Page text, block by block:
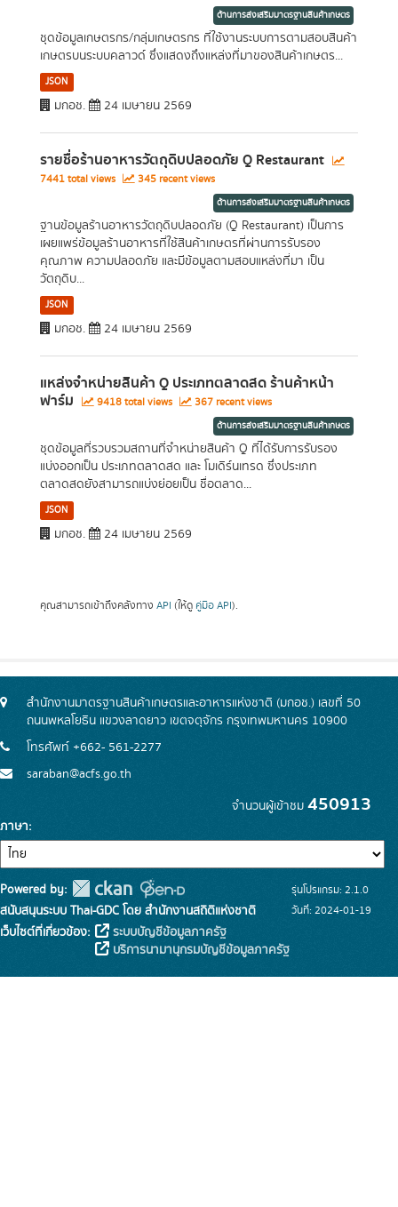
ด้านการส่งเสริมมาตรฐานสินค้าเกษตร
ชุดข้อมูลเกษตรกร/กลุ่มเกษตรกร ที่ใช้งานระบบการตามสอบสินค้า
เกษตรบนระบบคลาวด์ ซึ่งแสดงถึงแหล่งที่มาของสินค้าเกษตร...
JSON
มกอช. 24 เมษายน 2569
รายชื่อร้านอาหารวัตถุดิบปลอดภัย Q Restaurant
7441 total views 345 recent views
ด้านการส่งเสริมมาตรฐานสินค้าเกษตร
ฐานข้อมูลร้านอาหารวัตถุดิบปลอดภัย (Q Restaurant) เป็นการ
เผยแพร่ข้อมูลร้านอาหารที่ใช้สินค้าเกษตรที่ผ่านการรับรอง
คุณภาพ ความปลอดภัย และมีข้อมูลตามสอบแหล่งที่มา เป็น
วัตถุดิบ...
JSON
มกอช. 24 เมษายน 2569
แหล่งจำหน่ายสินค้า Q ประเภทตลาดสด ร้านค้าหน้า
ฟาร์ม 9418 total views 367 recent views
ด้านการส่งเสริมมาตรฐานสินค้าเกษตร
ชุดข้อมูลที่รวบรวมสถานที่จำหน่ายสินค้า Q ที่ได้รับการรับรอง
แบ่งออกเป็น ประเภทตลาดสด และ โมเดิร์นเทรด ซึ่งประเภท
ตลาดสดยังสามารถแบ่งย่อยเป็น ชื่อตลาด...
JSON
มกอช. 24 เมษายน 2569
คุณสามารถเข้าถึงคลังทาง API (ให้ดู คู่มือ API).
สำนักงานมาตรฐานสินค้าเกษตรและอาหารแห่งชาติ (มกอช.) เลขที่ 50
ถนนพหลโยธิน แขวงลาดยาว เขตจตุจักร กรุงเทพมหานคร 10900
โทรศัพท์ +662- 561-2277
saraban@acfs.go.th
จำนวนผู้เข้าชม 450913
ภาษา
Powered by:
สนับสนุนระบบ Thai-GDC โดย สำนักงานสถิติแห่งชาติ
เว็บไซต์ที่เกี่ยวข้อง:
ระบบบัญชีข้อมูลภาครัฐ
บริการนามานุกรมบัญชีข้อมูลภาครัฐ
รุ่นโปรแกรม: 2.1.0
วันที่: 2024-01-19